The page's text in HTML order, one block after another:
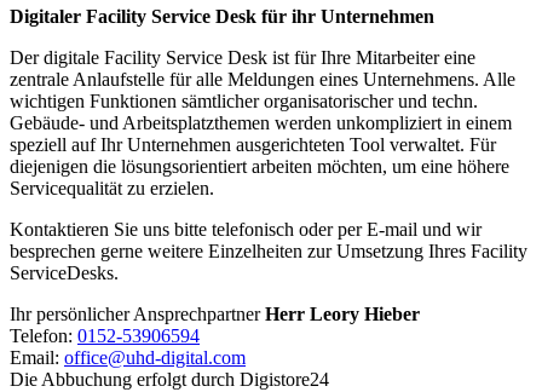
Digitaler Facility Service Desk für ihr Unternehmen
Der digitale Facility Service Desk ist für Ihre Mitarbeiter eine
zentrale Anlaufstelle für alle Meldungen eines Unternehmens. Alle
wichtigen Funktionen sämtlicher organisatorischer und techn.
Gebäude- und Arbeitsplatzthemen werden unkompliziert in einem
speziell auf Ihr Unternehmen ausgerichteten Tool verwaltet. Für
diejenigen die lösungsorientiert arbeiten möchten, um eine höhere
Servicequalität zu erzielen.
Kontaktieren Sie uns bitte telefonisch oder per E-mail und wir
besprechen gerne weitere Einzelheiten zur Umsetzung Ihres Facility
ServiceDesks.
Ihr persönlicher AnsprechpartnerHerr Leory Hieber
Telefon: 0152-53906594
Email: office@uhd-digital.com
Die Abbuchung erfolgt durch Digistore24